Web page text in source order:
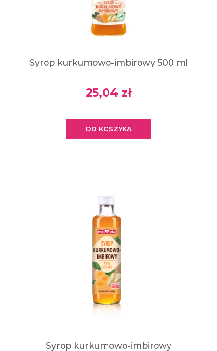
Syrop kurkumowo-imbirowy 500 ml
25,04 zł
DO KOSZYKA
Syrop kurkumowo-imbirowy